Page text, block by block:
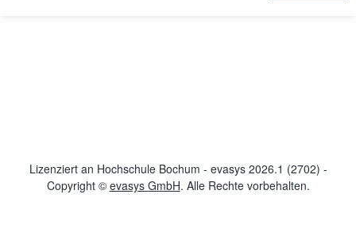
Lizenziert an Hochschule Bochum - evasys 2026.1 (2702) -
Copyright © evasys GmbHöffnet im neuen Fenster
. Alle Rechte vorbehalten.